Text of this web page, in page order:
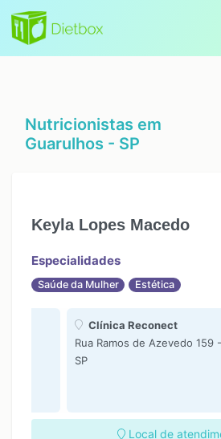
Nutricionistas em
Guarulhos - SP
Keyla Lopes Macedo
Especialidades
Saúde da Mulher Estética
Clínica Reconect
Rua Ramos de Azevedo 159
SP
Local de